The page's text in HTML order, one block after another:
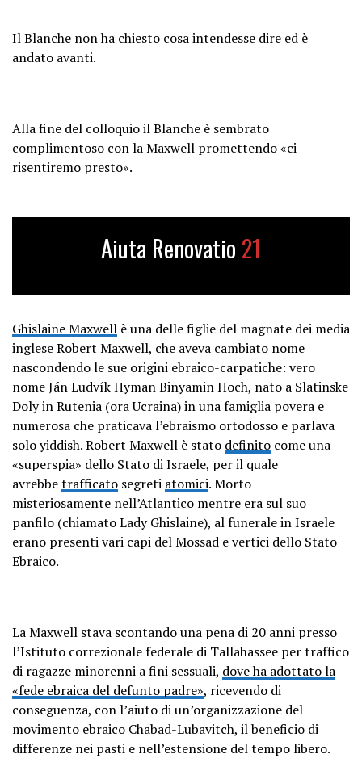
Il Blanche non ha chiesto cosa intendesse dire ed è
andato avanti.
Alla fine del colloquio il Blanche è sembrato
complimentoso con la Maxwell promettendo «ci
risentiremo presto».
Aiuta Renovatio 21
Ghislaine Maxwell è una delle figlie del magnate dei media
inglese Robert Maxwell, che aveva cambiato nome
nascondendo le sue origini ebraico-carpatiche: vero
nome Ján Ludvík Hyman Binyamin Hoch, nato a Slatinske
Doly in Rutenia (ora Ucraina) in una famiglia povera e
numerosa che praticava l’ebraismo ortodosso e parlava
solo yiddish. Robert Maxwell è stato definito come una
«superspia» dello Stato di Israele, per il quale
avrebbetrafficato segreti atomici. Morto
misteriosamente nell’Atlantico mentre era sul suo
panfilo (chiamato Lady Ghislaine), al funerale in Israele
erano presenti vari capi del Mossad e vertici dello Stato
Ebraico.
La Maxwell stava scontando una pena di 20 anni presso
l’Istituto correzionale federale di Tallahassee per traffico
di ragazze minorenni a fini sessuali, dove ha adottato la
«fede ebraica del defunto padre», ricevendo di
conseguenza, con l’aiuto di un’organizzazione del
movimento ebraico Chabad-Lubavitch, il beneficio di
differenze nei pasti e nell’estensione del tempo libero.